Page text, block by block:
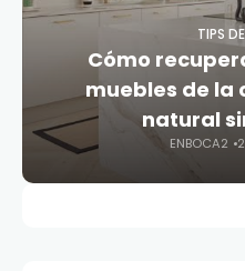
TIPS
Cómo
muebles de la
natural
ENBOCA2